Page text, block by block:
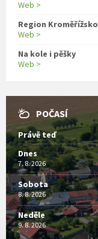
Web >
Region Kroměřížsko
Web >
Na kole i pěšky
Web >
POČASÍ
Právě teď
Dnes
7. 8. 2026
Sobota
8. 8. 2026
Neděle
9. 8. 2026